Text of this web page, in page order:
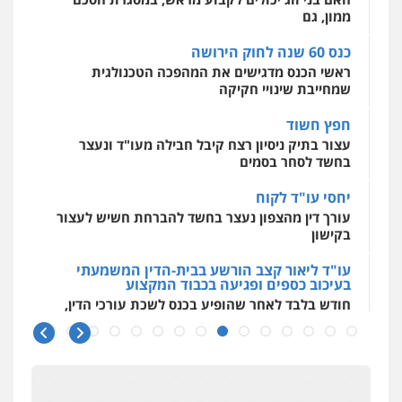
לעורכי דין
ממון, גם
כנס 60 שנה לחוק הירושה
ראשי הכנס מדגישים את המהפכה הטכנולגית
שמחייבת שינויי חקיקה
חפץ חשוד
עצור בתיק ניסיון רצח קיבל חבילה מעו"ד ונעצר
בחשד לסחר בסמים
יחסי עו"ד לקוח
עורך דין מהצפון נעצר בחשד להברחת חשיש לעצור
בקישון
עו"ד ליאור קצב הורשע בבית-הדין המשמעתי
בעיכוב כספים ופגיעה בכבוד המקצוע
חודש בלבד לאחר שהופיע בכנס לשכת עורכי הדין,
קצב הורשע